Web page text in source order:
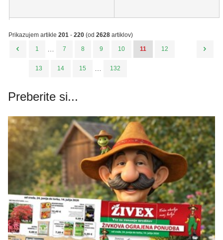
Prikazujem artikle 201 - 220 (od 2628 artiklov)
1
7 8 9 10 11 12
13 14 15 132
Preberite si...